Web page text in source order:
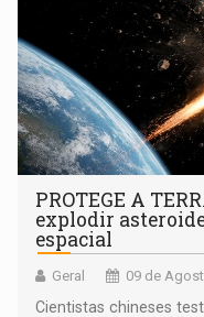
PROTEGE A
explodir
espacial
Geral 09 de
Cientistas chineses